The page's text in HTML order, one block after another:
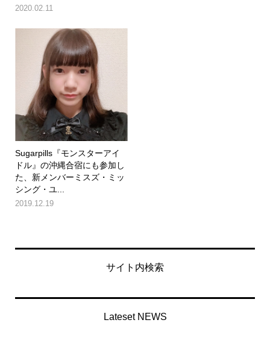
2020.02.11
Sugarpills『モンスターアイ
ドル』の沖縄合宿にも参加し
た、新メンバーミスズ・ミッ
シング・ユ...
2019.12.19
サイト内検索
Lateset NEWS